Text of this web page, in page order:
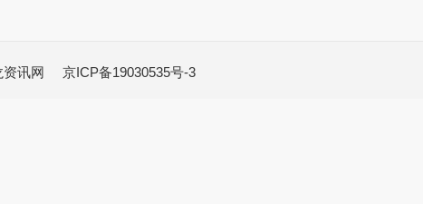
资讯网 京ICP备19030535号-3